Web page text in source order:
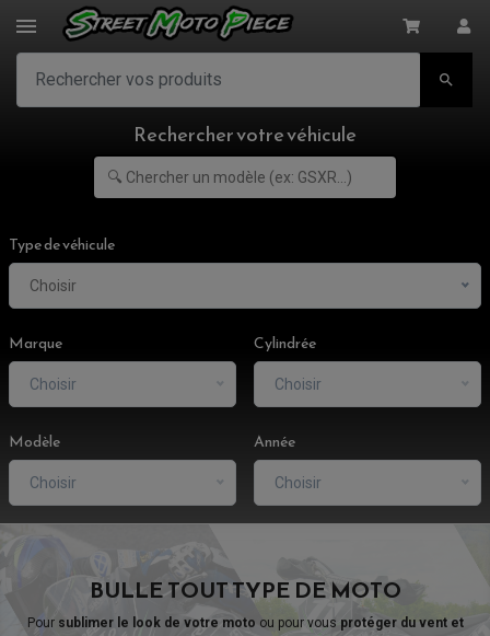

Rechercher votre véhicule
Type de véhicule
Choisir
Marque
Choisir
Cylindrée
Choisir
Modèle
Choisir
Année
Choisir
BULLE TOUT TYPE DE MOTO
Pour sublimer le look de votre moto ou pour vous protéger du vent et